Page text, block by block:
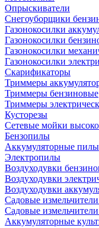
Опрыскиватели
Снегоуборщики
Газонокосилки
Газонокосилки
Газонокосилки
Газонокосилки
Скарификаторы
Триммеры
Триммеры бензиновые
Триммеры
Кусторезы
Сетевые мойки
Бензопилы
Аккумуляторные пилы
Электропилы
Воздуходувки
Воздуходувки
Воздуходувки
Садовые
Садовые
Аккумуляторные